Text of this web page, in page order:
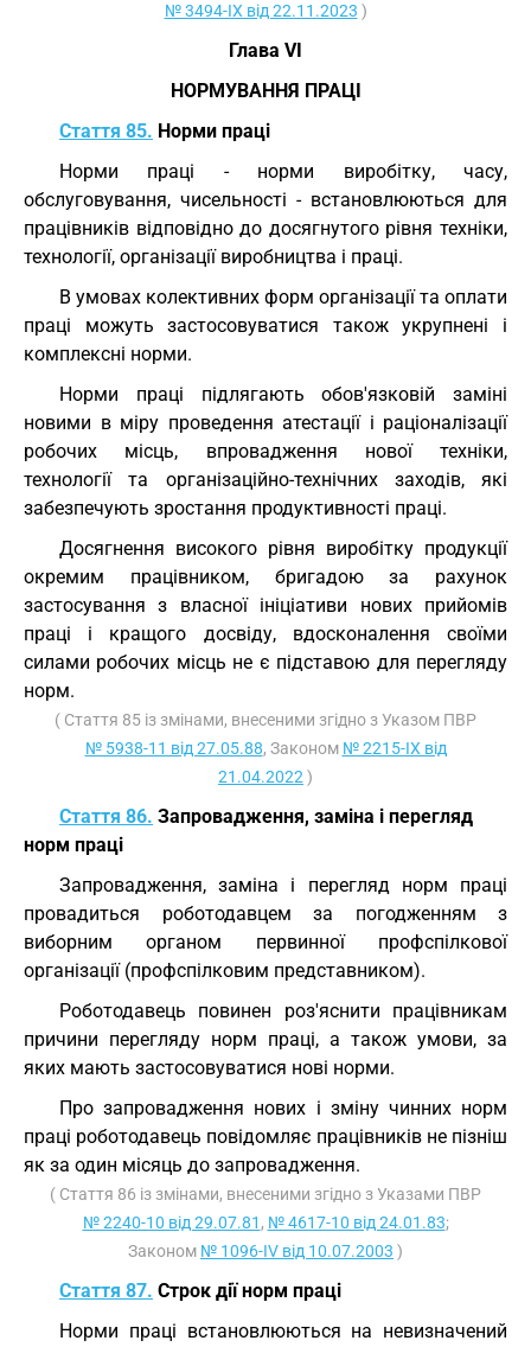
№ 3494-IX від 22.11.2023 )
Глава VI
НОРМУВАННЯ ПРАЦІ
Стаття 85. Норми праці
Норми праці - норми виробітку, часу,
обслуговування, чисельності - встановлюються для
працівників відповідно до досягнутого рівня техніки,
технології, організації виробництва і праці.
В умовах колективних форм організації та оплати
праці можуть застосовуватися також укрупнені і
комплексні норми.
Норми праці підлягають обов'язковій заміні
новими в міру проведення атестації і раціоналізації
робочих місць, впровадження нової техніки,
технології та організаційно-технічних заходів, які
забезпечують зростання продуктивності праці.
Досягнення високого рівня виробітку продукції
окремим працівником, бригадою за рахунок
застосування з власної ініціативи нових прийомів
праці і кращого досвіду, вдосконалення своїми
силами робочих місць не є підставою для перегляду
норм.
( Стаття 85 із змінами, внесеними згідно з Указом ПВР
№ 5938-11 від 27.05.88, Законом № 2215-IX від
21.04.2022 )
Стаття 86. Запровадження, заміна і перегляд
норм праці
Запровадження, заміна і перегляд норм праці
провадиться роботодавцем за погодженням з
виборним органом первинної профспілкової
організації (профспілковим представником).
Роботодавець повинен роз'яснити працівникам
причини перегляду норм праці, а також умови, за
яких мають застосовуватися нові норми.
Про запровадження нових і зміну чинних норм
праці роботодавець повідомляє працівників не пізніш
як за один місяць до запровадження.
( Стаття 86 із змінами, внесеними згідно з Указами ПВР
№ 2240-10 від 29.07.81 , № 4617-10 від 24.01.83;
Законом № 1096-IV від 10.07.2003 )
Стаття 87. Строк дії норм праці
Норми праці встановлюються на невизначений